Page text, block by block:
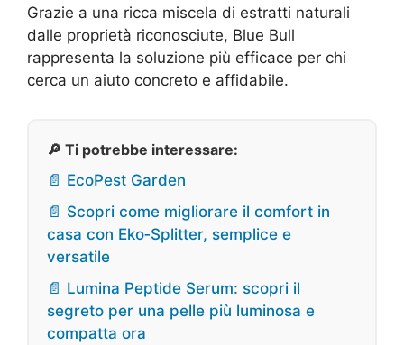
Grazie a una ricca miscela di estratti naturali
dalle proprietà riconosciute, Blue Bull
rappresenta la soluzione più efficace per chi
cerca un aiuto concreto e affidabile.
🔎 Ti potrebbe interessare:
📄 EcoPest Garden
📄 Scopri come migliorare il comfort in
casa con Eko‑Splitter, semplice e
versatile
📄 Lumina Peptide Serum: scopri il
segreto per una pelle più luminosa e
compatta ora